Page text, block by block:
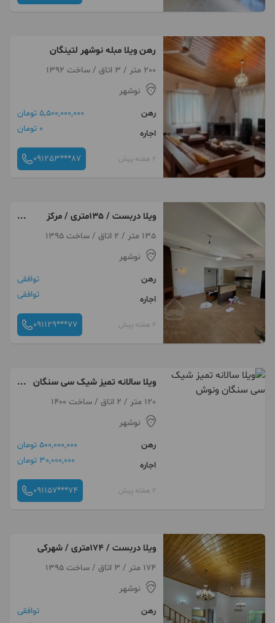
رهن ویلا مبله نوشهر لتینگان
200 متر / 3 اتاق / ساخت 1392
نوشهر
رهن
5,500,000,000 تومان
اجاره
0 تومان
2 هفته پیش 091253***87
ویلا دربست / 135متری / مرکز
شهر
135 متر / 2 اتاق / ساخت 1395
نوشهر
رهن
توافقی
اجاره
توافقی
2 هفته پیش 091129***77
ویلا سالانه تمیز شیک سی سنگان
ونوش
120 متر / 2 اتاق / ساخت 1400
نوشهر
رهن
500,000,000 تومان
اجاره
30,000,000 تومان
2 هفته پیش 091157***74
ویلا دربست / 174متری / شهرکی
174 متر / 3 اتاق / ساخت 1395
نوشهر
رهن
توافقی